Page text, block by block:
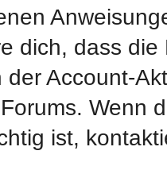
dich, dass
Account-
Wenn
ist,